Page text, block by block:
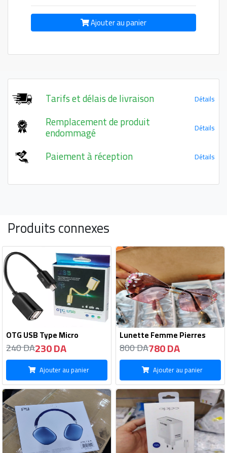
Ajouter au panier
Tarifs et délais de livraison Détails
Remplacement de produit
endommagé Détails
Paiement à réception Détails
Produits connexes
OTG USB Type Micro
240 DA230 DA
Ajouter au panier
Lunette Femme Pierres
800 DA780 DA
Ajouter au panier